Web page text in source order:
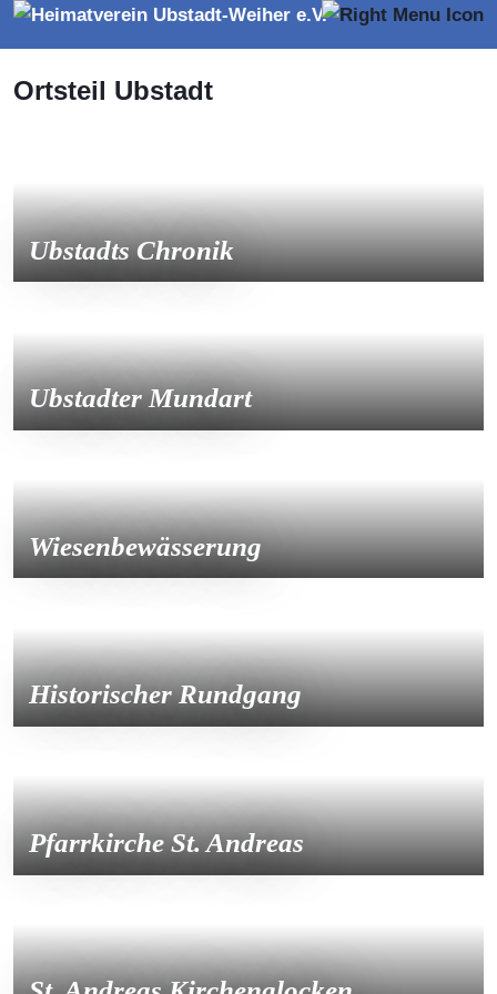
Ortsteil Ubstadt
Ubstadts Chronik
Ubstadter Mundart
Wiesenbewässerung
Historischer Rundgang
Pfarrkirche St. Andreas